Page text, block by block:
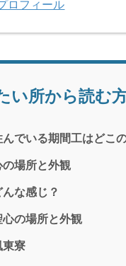
ロフィール
い所から読む
でいる期間工はどこ
場所と外観
な感じ？
心の場所と外観
東寮